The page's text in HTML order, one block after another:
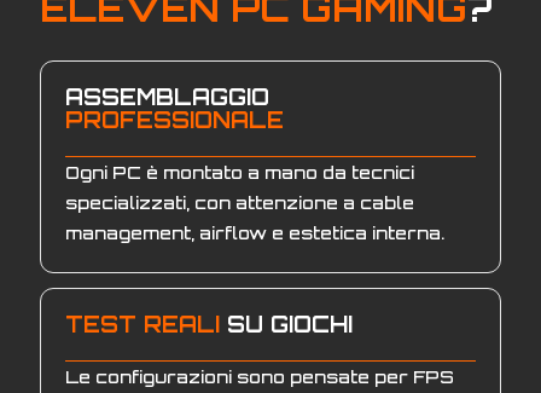
ASSEMBLAGGIO
PROFESSIONALE
Ogni PC è montato a mano da tecnici
specializzati, con attenzione a cable
management, airflow e estetica interna.
TEST REALI SU GIOCHI
Le configurazioni sono pensate per FPS